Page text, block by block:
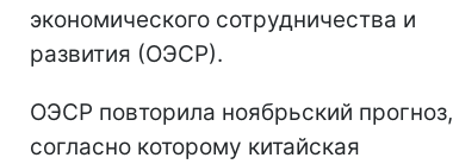
экономического сотрудничества и
развития (ОЭСР).
ОЭСР повторила ноябрьский прогноз,
согласно которому китайская